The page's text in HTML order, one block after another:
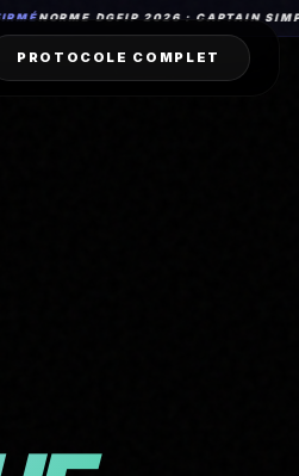
DGFIP 2026 : CAPTAIN SIMPLE
PROTOCOLE COMPLET